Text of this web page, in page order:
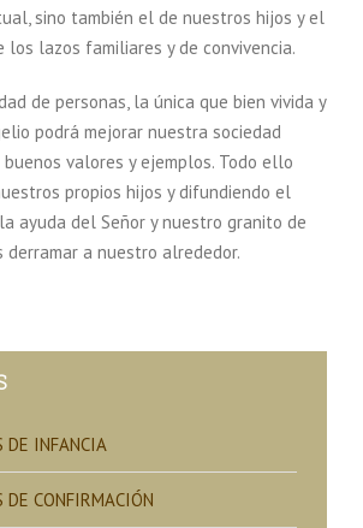
sino también el de nuestros hijos y el
lazos familiares y de convivencia.
de personas, la única que bien vivida y
podrá mejorar nuestra sociedad
valores y ejemplos. Todo ello
propios hijos y difundiendo el
ayuda del Señor y nuestro granito de
derramar a nuestro alrededor.
DE INFANCIA
DE CONFIRMACIÓN